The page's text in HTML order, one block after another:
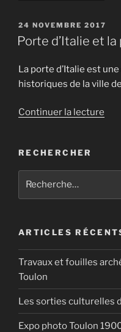
PUBLIÉ
LE
24 NOVEMBRE 2017
Porte d’Italie et
La porte d’Italie est
historiques de la ville
Continuer la lecture
la
RECHERCHER
ARTICLES
Travaux et fouilles
Toulon
Les sorties culturelles
Expo photo Toulon